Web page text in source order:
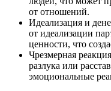
от отношений.
Идеализация и
от идеализации
ценности, что
Чрезмерная
разлука или
эмоциональные